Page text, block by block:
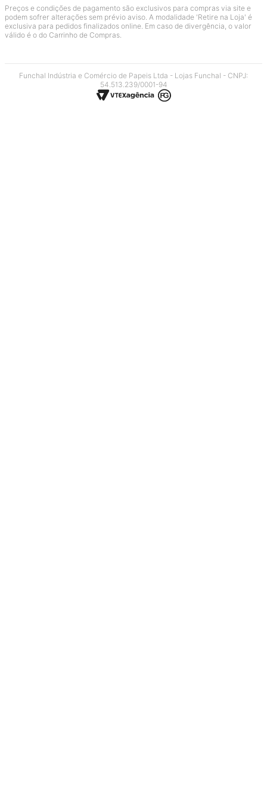
Preços e condições de pagamento são exclusivos para compras via site e
podem sofrer alterações sem prévio aviso. A modalidade 'Retire na Loja' é
exclusiva para pedidos finalizados online. Em caso de divergência, o valor
válido é o do Carrinho de Compras.
Funchal Indústria e Comércio de Papeis Ltda - Lojas Funchal - CNPJ:
54.513.239/0001-94